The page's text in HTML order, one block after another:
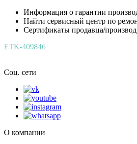
Информация о гарантии
Найти сервисный центр по
Сертификаты продавца/
ETK-409846
Соц. сети
О компании